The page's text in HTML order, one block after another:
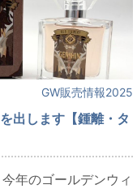
GW販売情報2025
出します【鍾離・タ
年のゴールデンウィ